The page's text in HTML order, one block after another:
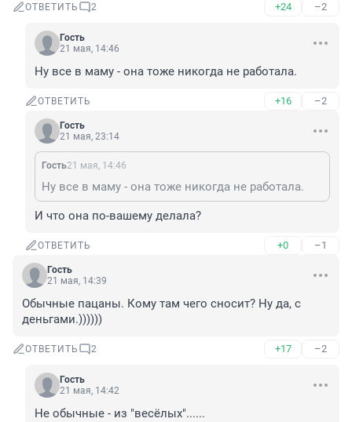
ОТВЕТИТЬ 2 +24 –2
Гость
21 мая, 14:46
Ну все в маму - она тоже никогда не работала.
ОТВЕТИТЬ +16 –2
Гость
21 мая, 23:14
Гость21 мая, 14:46
Ну все в маму - она тоже никогда не работала.
И что она по-вашему делала?
ОТВЕТИТЬ +0 –1
Гость
21 мая, 14:39
Обычные пацаны. Кому там чего сносит? Ну да, с
деньгами.))))))
ОТВЕТИТЬ 2 +17 –2
Гость
21 мая, 14:42
Не обычные - из "весёлых"......